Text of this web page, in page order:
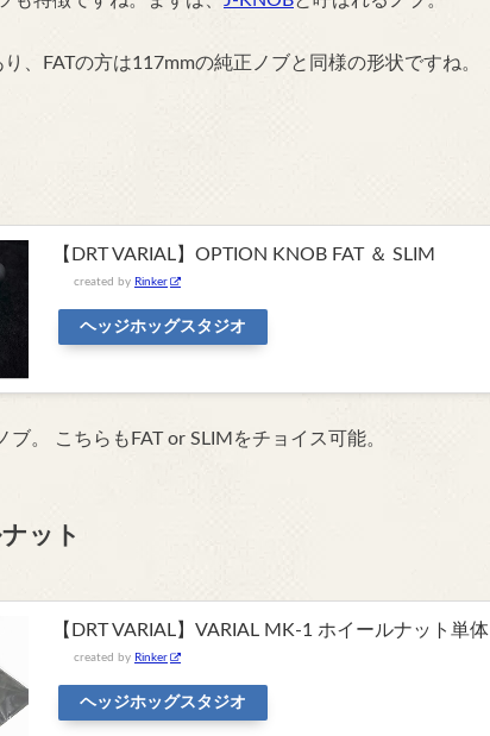
、 FATの方は117mmの純正ノブと同様の形状ですね。
【DRT VARIAL】OPTION KNOB FAT ＆ SLIM
created by Rinker
ヘッジホッグスタジオ
ブ。 こちらもFAT or SLIMをチョイス可能。
ット
【DRT VARIAL】VARIAL MK-1 ホイールナット単体
created by Rinker
ヘッジホッグスタジオ